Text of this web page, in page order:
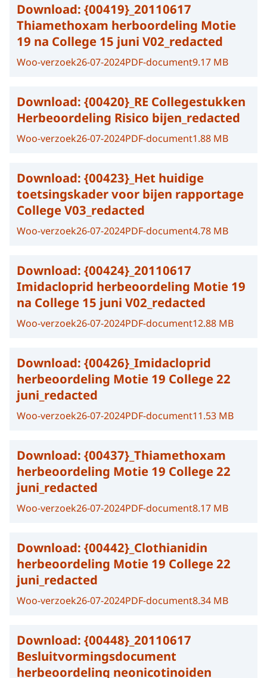
Download: {00419}_20110617
Thiamethoxam herboordeling Motie
19 na College 15 juni V02_redacted
Woo-verzoek26-07-2024PDF-document9.17 MB
Download: {00420}_RE Collegestukken
Herbeoordeling Risico bijen_redacted
Woo-verzoek26-07-2024PDF-document1.88 MB
Download: {00423}_Het huidige
toetsingskader voor bijen rapportage
College V03_redacted
Woo-verzoek26-07-2024PDF-document4.78 MB
Download: {00424}_20110617
Imidacloprid herbeoordeling Motie 19
na College 15 juni V02_redacted
Woo-verzoek26-07-2024PDF-document12.88 MB
Download: {00426}_Imidacloprid
herbeoordeling Motie 19 College 22
juni_redacted
Woo-verzoek26-07-2024PDF-document11.53 MB
Download: {00437}_Thiamethoxam
herbeoordeling Motie 19 College 22
juni_redacted
Woo-verzoek26-07-2024PDF-document8.17 MB
Download: {00442}_Clothianidin
herbeoordeling Motie 19 College 22
juni_redacted
Woo-verzoek26-07-2024PDF-document8.34 MB
Download: {00448}_20110617
Besluitvormingsdocument
herbeoordeling neonicotinoiden